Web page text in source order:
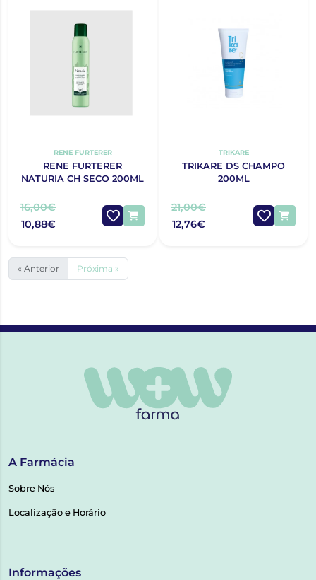
RENE FURTERER
RENE FURTERER
NATURIA CH SECO 200ML
16,00€
10,88€
TRIKARE
TRIKARE DS CHAMPO
200ML
21,00€
12,76€
« Anterior Próxima »
A Farmácia
Sobre Nós
Localização e Horário
Informações